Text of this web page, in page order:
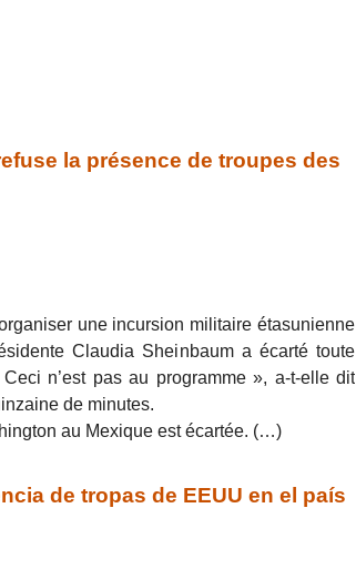
la présence de troupes des
une incursion militaire étasunienne
Claudia Sheinbaum a écarté toute
n’est pas au programme », a-t-elle dit
de minutes.
au Mexique est écartée. (…)
de tropas de EEUU en el país